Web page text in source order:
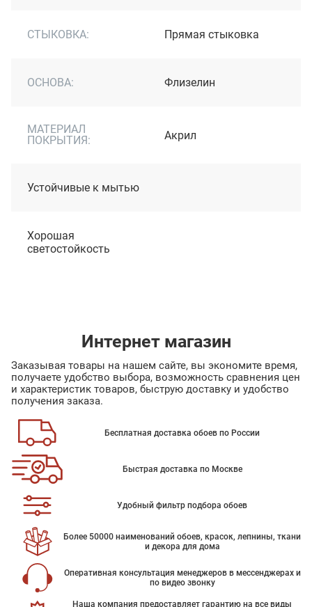
СТЫКОВКА: Прямая стыковка
ОСНОВА: Флизелин
МАТЕРИАЛ
ПОКРЫТИЯ:
Акрил
Устойчивые к мытью
Хорошая
светостойкость
Интернет магазин
Заказывая товары на нашем сайте, вы экономите время,
получаете удобство выбора, возможность сравнения цен
и характеристик товаров, быструю доставку и удобство
получения заказа.
Бесплатная доставка обоев по России
Быстрая доставка по Москве
Удобный фильтр подбора обоев
Более 50000 наименований обоев, красок, лепнины, ткани
и декора для дома
Оперативная консультация менеджеров в мессенджерах и
по видео звонку
Наша компания предоставляет гарантию на все виды